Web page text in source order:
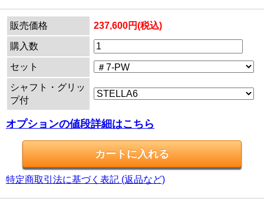
販売価格 237,600円(税込)
購入数
セット
シャフト・グリッ
プ付
オプションの値段詳細はこちら
特定商取引法に基づく表記 (返品など)